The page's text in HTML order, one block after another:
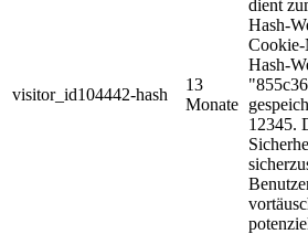
visitor_id104442-hash
13
Monate
dient
Hash-
Cookie-
Hash-
12345.